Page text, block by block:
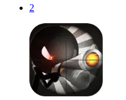
2